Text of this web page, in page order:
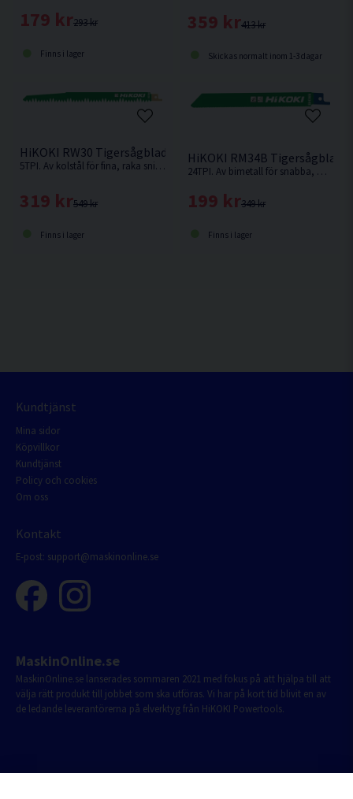
293 kr
179 kr
Finns i lager
413 kr
359 kr
Skickas normalt inom 1-3 dagar
HiKOKI RW30 Tigersågblad Trä 240mm 5-pack
5TPI. Av kolstål för fina, raka snitt i mjuka material som t.ex mjukt trä.
549 kr
319 kr
Finns i lager
HiKOKI RM34B Tigersågblad
24TPI. Av bimetall för snabba, medelgrova till grova snitt i t.ex. hårt och mjukt trä, metall, legeringar etc.
349 kr
199 kr
Finns i lager
Kundtjänst
Mina sidor
Köpvillkor
Kundtjänst
Policy och cookies
Om oss
Kontakt
E-post: support@maskinonline.se
MaskinOnline.se
MaskinOnline.se lanserades sommaren 2021 med fokus på att hjälpa till att
välja rätt produkt till jobbet som ska utföras. Vi har på kort tid blivit en av
de ledande leverantörerna på elverktyg från HiKOKI Powertools.